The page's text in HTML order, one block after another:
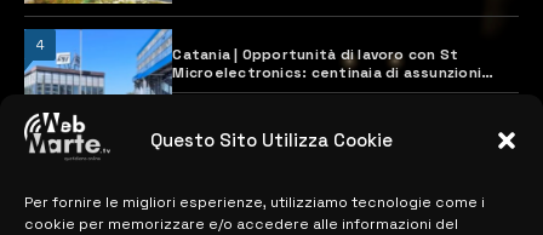
Questo Sito Utilizza Cookie
Per fornire le migliori esperienze, utilizziamo tecnologie come i
cookie per memorizzare e/o accedere alle informazioni del
4
Catania | Opportunità di lavoro con St
Microelectronics: centinaia di assunzioni
previste
MAPPA DEL SITO